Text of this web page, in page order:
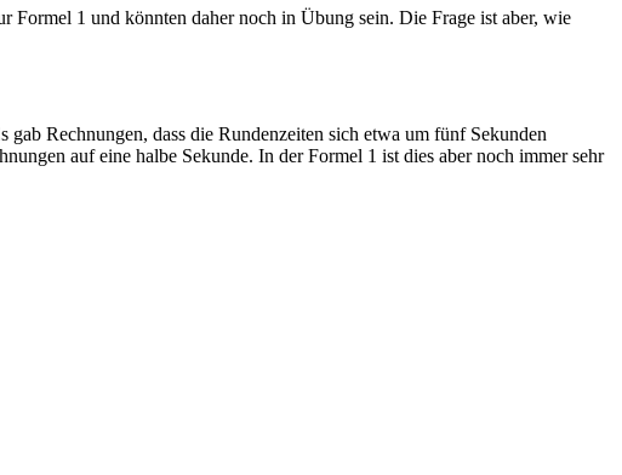
Formel 1 und könnten daher noch in Übung sein. Die Frage ist aber, wie
Rechnungen, dass die Rundenzeiten sich etwa um fünf Sekunden
auf eine halbe Sekunde. In der Formel 1 ist dies aber noch immer sehr